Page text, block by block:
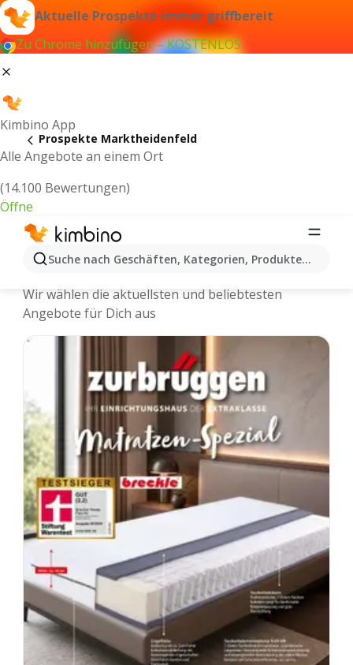
Aktuelle Prospekte immer griffbereit
Zu Chrome hinzufügen – KOSTENLOS
Kimbino App
Alle Angebote an einem Ort
(14.100 Bewertungen)
Öffne
Suche nach Geschäften, Kategorien, Produkten...
Prospekte Marktheidenfeld
Marktheidenfeld - Neuste Prospekte
Wir wählen die aktuellsten und beliebtesten
Angebote für Dich aus